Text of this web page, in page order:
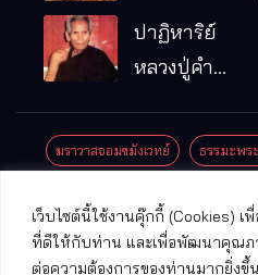
เว็บไซต์นี้ใช้งานคุ๊กกี้ (Cookies)
ที่ดีให้กับท่าน และเพื่อพัฒนาคุณภ
ต่อความต้องการของท่านมากยิ่งขึ้น
รมฐาน
คุณ (หลวง
ปู่บัวเกตุ
แล้ว วัดป่า
อ.แม่ริม
จ.เชียงใหม่
ปาฏิหาริย์
หลวงปู่คำ
มณี
ฆราวาสจอมขมังเวทย์ ธรรมะพร
ปาฏิหาริย์พระเครื่อง